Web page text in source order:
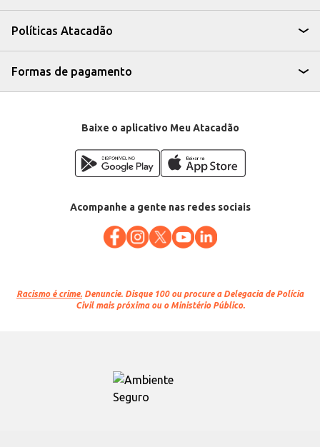
Políticas Atacadão
Formas de pagamento
Baixe o aplicativo Meu Atacadão
Acompanhe a gente nas redes sociais
Racismo é crime. Denuncie. Disque 100 ou procure a Delegacia de Polícia
Civil mais próxima ou o Ministério Público.